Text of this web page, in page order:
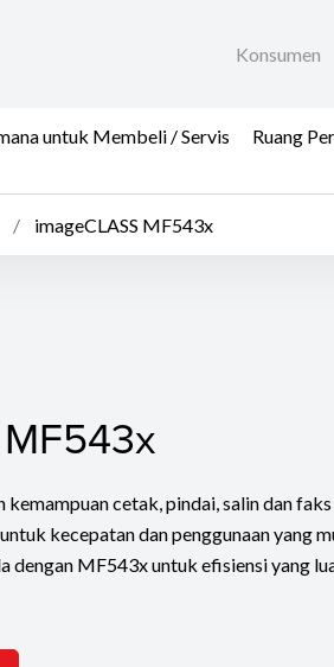
Konsumen
untuk Membeli / Servis Ruang
imageCLASS MF543x
cetak, pindai, salin dan
kecepatan dan penggunaan yang
dengan MF543x untuk efisiensi yang